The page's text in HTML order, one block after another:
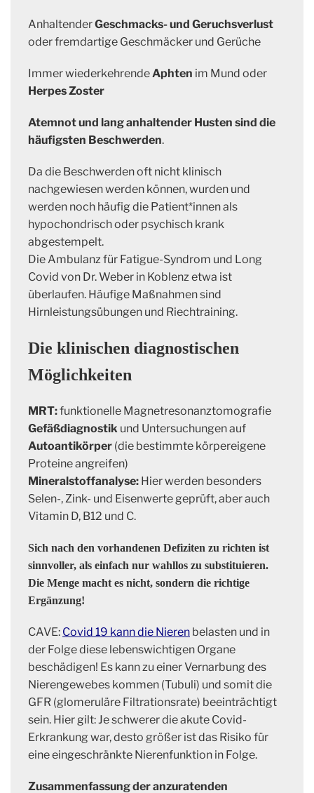
AnhaltenderGeschmacks- und Geruchsverlust
oder fremdartige Geschmäcker und Gerüche
Immer wiederkehrende Aphten im Mund oder
Herpes Zoster
Atemnot und lang anhaltender Husten sind die
häufigsten Beschwerden.
Da die Beschwerden oft nicht klinisch
nachgewiesen werden können, wurden und
werden noch häufig die Patient*innen als
hypochondrisch oder psychisch krank
abgestempelt.
Die Ambulanz für Fatigue-Syndrom und Long
Covid von Dr. Weber in Koblenz etwa ist
überlaufen. Häufige Maßnahmen sind
Hirnleistungsübungen und Riechtraining.
Die klinischen diagnostischen
Möglichkeiten
MRT:funktionelle Magnetresonanztomografie
Gefäßdiagnostik und Untersuchungen auf
Autoantikörper (die bestimmte körpereigene
Proteine angreifen)
Mineralstoffanalyse: Hier werden besonders
Selen-, Zink- und Eisenwerte geprüft, aber auch
Vitamin D, B12 und C.
Sich nach den vorhandenen Defiziten zu richten ist
sinnvoller, als einfach nur wahllos zu substituieren.
Die Menge macht es nicht, sondern die richtige
Ergänzung!
CAVE: Covid 19 kann die Nieren belasten und in
der Folge diese lebenswichtigen Organe
beschädigen! Es kann zu einer Vernarbung des
Nierengewebes kommen (Tubuli) und somit die
GFR (glomeruläre Filtrationsrate) beeinträchtigt
sein. Hier gilt: Je schwerer die akute Covid-
Erkrankung war, desto größer ist das Risiko für
eine eingeschränkte Nierenfunktion in Folge.
Zusammenfassung der anzuratenden